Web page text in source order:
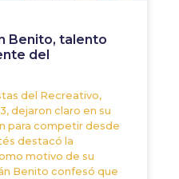
Benito, talento
del
del Recreativo,
dejaron claro en su
para competir desde
destacó la
motivo de su
Benito confesó que